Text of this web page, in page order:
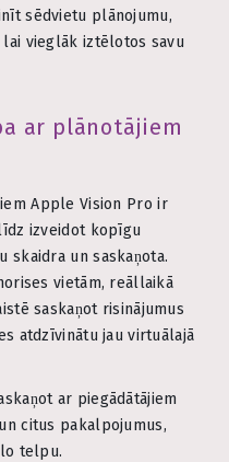
sēdvietu plānojumu,
vieglāk iztēlotos savu
ar plānotājiem
Apple Vision Pro ir
izveidot kopīgu
skaidra un saskaņota.
vietām, reāllaikā
saskaņot risinājumus
atdzīvinātu jau virtuālajā
ar piegādātājiem
citus pakalpojumus,
telpu.